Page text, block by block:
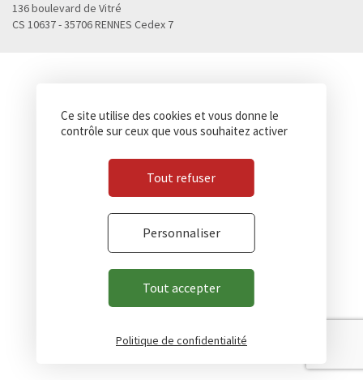
136 boulevard de Vitré
CS 10637 - 35706 RENNES Cedex 7
Ce site utilise des cookies et vous donne le
contrôle sur ceux que vous souhaitez activer
Tout accepter
Tout refuser
Personnaliser
Politique de confidentialité